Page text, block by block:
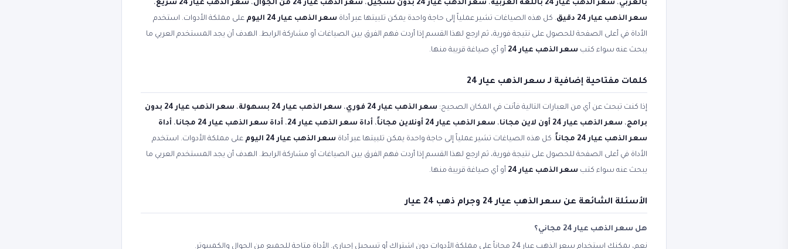
بالعربي، سعر الذهب عيار 24 باللغة العربية ، سعر الذهب عيار 24 بدون تسجيل ، سعر الذهب عيار 24 من الجوال ، سعر الذهب عيار 24 سريع
،
سعر الذهب عيار 24 دقيق
. كل هذه الصياغات تشير عملياً إلى حاجة واحدة يمكن تلبيتها عبر أداة سعر الذهب عيار 24 اليوم
على مملكة الأدوات. استخدم
الأداة في أعلى الصفحة للحصول على نتيجة فورية، ثم ارجع لهذا القسم إذا أردت فهم الفرق بين الصياغات أو مشاركة الرابط. الهدف أن يجد المستخدم العربي ما
يبحث عنه سواء كتب سعر الذهب عيار 24 أو أي صياغة قريبة منها.
كلمات مفتاحية إضافية لـ سعر الذهب عيار 24
إذا كنت تبحث عن أي من العبارات التالية فأنت في المكان الصحيح: سعر الذهب عيار 24 فوري ، سعر الذهب عيار 24 بسهولة ،
سعر الذهب عيار 24 بدون
برامج، سعر الذهب عيار 24 أون لاين مجانا ، سعر الذهب عيار 24 أونلاين مجاناً ، أداة سعر الذهب عيار 24 ، أداة سعر الذهب عيار 24 مجانا ، أداة
سعر الذهب عيار 24 مجاناً
. كل هذه الصياغات تشير عملياً إلى حاجة واحدة يمكن تلبيتها عبر أداة سعر الذهب عيار 24 اليوم
على مملكة الأدوات. استخدم
الأداة في أعلى الصفحة للحصول على نتيجة فورية، ثم ارجع لهذا القسم إذا أردت فهم الفرق بين الصياغات أو مشاركة الرابط. الهدف أن يجد المستخدم العربي ما
يبحث عنه سواء كتب سعر الذهب عيار 24 أو أي صياغة قريبة منها.
الأسئلة الشائعة عن سعر الذهب عيار 24 وجرام ذهب 24 عيار
هل سعر الذهب عيار 24 مجاني؟
نعم، يمكنك استخدام سعر الذهب عيار 24 مجاناً على مملكة الأدوات دون اشتراك أو تسجيل إجباري. الأداة متاحة للجميع من الجوال والكمبيوتر.